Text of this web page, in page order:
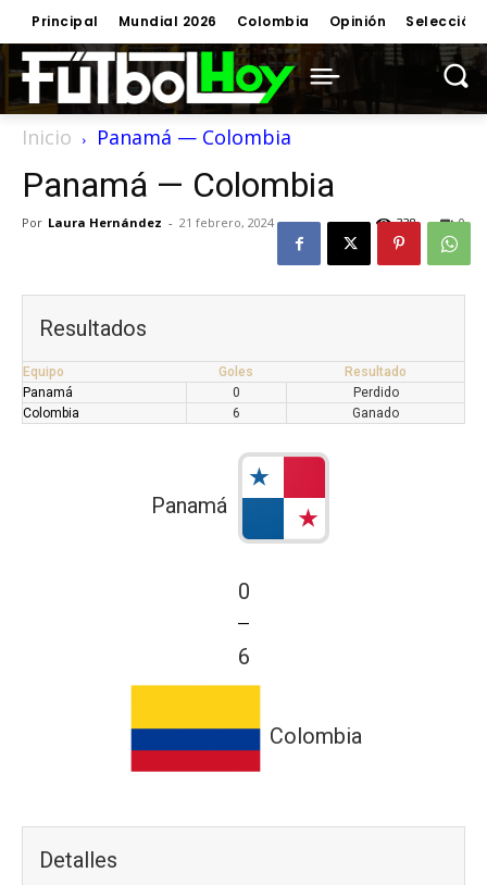
Principal Mundial 2026 Colombia Opinión Selección
Inicio Panamá — Colombia
Panamá — Colombia
Por Laura Hernández - 21 febrero, 2024 0
338
Resultados
Equipo Goles
Resultado
Panamá
0
Perdido
Colombia
6 Ganado
Panamá
0
—
6
Colombia
Detalles